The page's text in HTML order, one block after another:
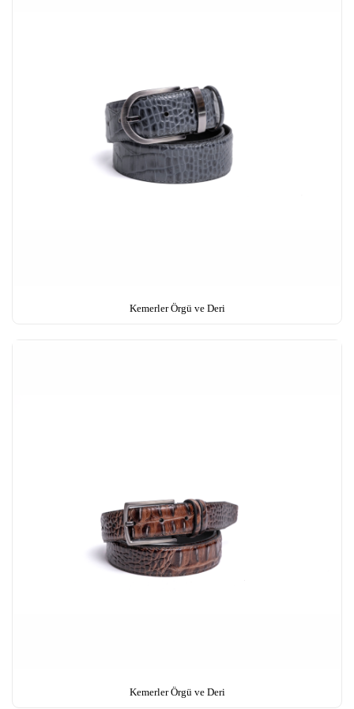
Kemerler Örgü ve Deri
Kemerler Örgü ve Deri